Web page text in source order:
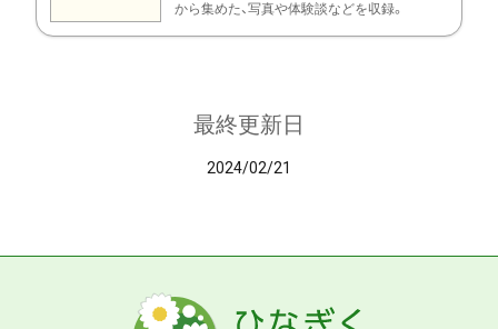
から集めた、写真や体験談などを収録。
最終更新日
2024/02/21